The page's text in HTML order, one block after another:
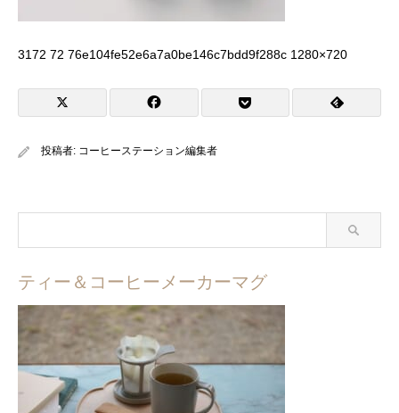
3172 72 76e104fe52e6a7a0be146c7bdd9f288c 1280×720
投稿者: コーヒーステーション編集者
ティー＆コーヒーメーカーマグ